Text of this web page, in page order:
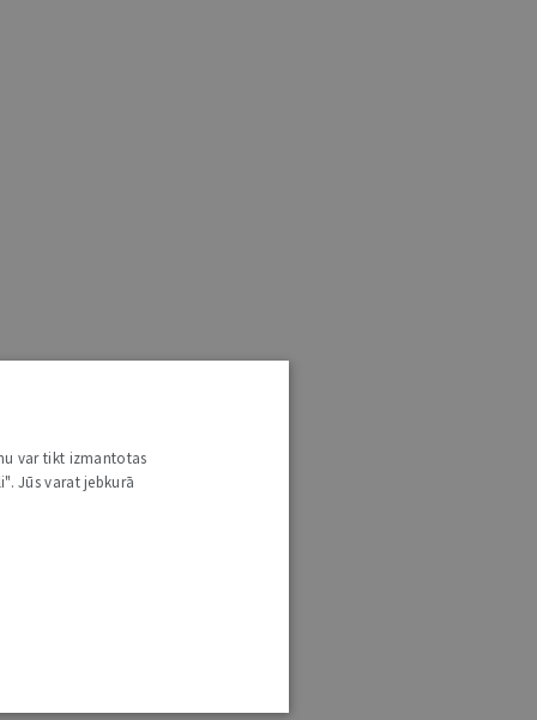
var tikt izmantotas
Jūs varat jebkurā